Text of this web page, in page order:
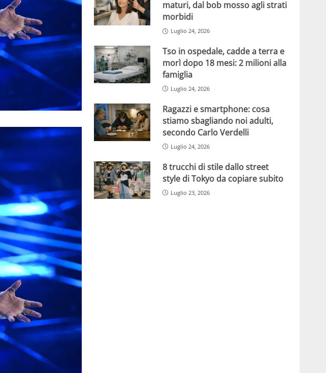
maturi, dal bob mosso agli strati
morbidi
Luglio 24, 2026
Tso in ospedale, cadde a terra e
morì dopo 18 mesi: 2 milioni alla
famiglia
Luglio 24, 2026
Ragazzi e smartphone: cosa
stiamo sbagliando noi adulti,
secondo Carlo Verdelli
Luglio 24, 2026
8 trucchi di stile dallo street
style di Tokyo da copiare subito
Luglio 23, 2026